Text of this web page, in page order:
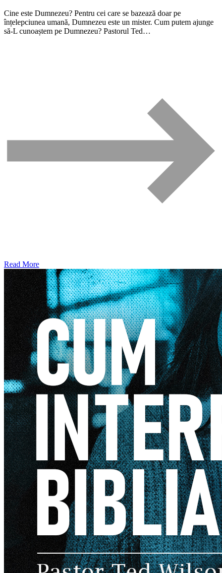
Cine este Dumnezeu? Pentru cei care se bazează doar pe
înțelepciunea umană, Dumnezeu este un mister. Cum putem ajunge
să-L cunoaștem pe Dumnezeu? Pastorul Ted…
Read More